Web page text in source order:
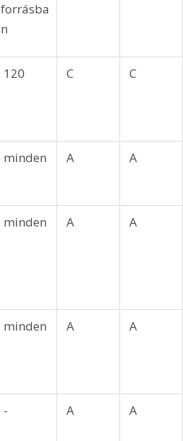
forrásba
n
120 C C
minden A A
minden A A
minden A A
- A A